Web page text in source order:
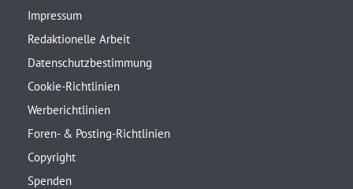
Impressum
Redaktionelle Arbeit
Datenschutzbestimmung
Cookie-Richtlinien
Werberichtlinien
Foren- & Posting-Richtlinien
Copyright
Spenden